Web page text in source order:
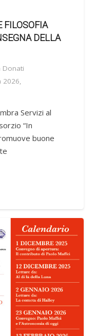
FILOSOFIA
DELLA
Donati
2026,
Servizi al
“In
buone